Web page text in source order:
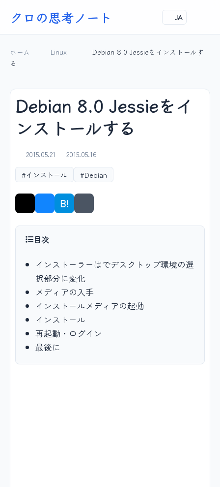
クロの思考ノート JA
ホーム Linux
Debian 8.0 Jessieをインストールす
る
Debian 8.0 Jessieをイ
ンストールする
2015.05.21
2015.05.16
#インストール
#Debian
B! シェア
目次
インストーラーはでデスクトップ環境の選
択部分に変化
メディアの入手
インストールメディアの起動
インストール
再起動・ログイン
最後に